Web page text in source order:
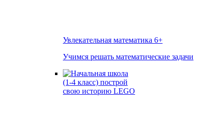
Увлекательная математика 6+
Учимся решать математические задачи